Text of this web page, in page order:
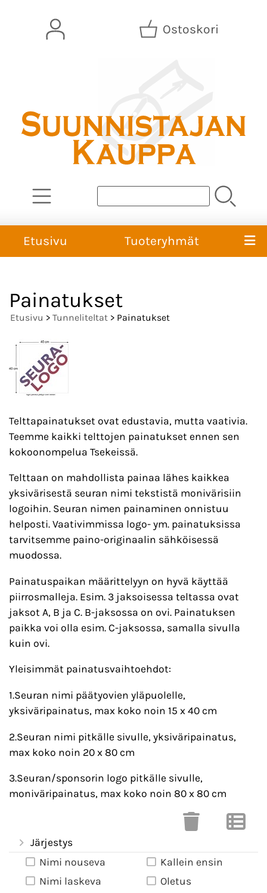
Ostoskori
Etusivu Tuoteryhmät
Painatukset
Etusivu > Tunneliteltat > Painatukset
Telttapainatukset ovat edustavia, mutta vaativia.
Teemme kaikki telttojen painatukset ennen sen
kokoonompelua Tsekeissä.
Telttaan on mahdollista painaa lähes kaikkea
yksivärisestä seuran nimi tekstistä monivärisiin
logoihin. Seuran nimen painaminen onnistuu
helposti. Vaativimmissa logo- ym. painatuksissa
tarvitsemme paino-originaalin sähköisessä
muodossa.
Painatuspaikan määrittelyyn on hyvä käyttää
piirrosmalleja. Esim. 3 jaksoisessa teltassa ovat
jaksot A, B ja C. B-jaksossa on ovi. Painatuksen
paikka voi olla esim. C-jaksossa, samalla sivulla
kuin ovi.
Yleisimmät painatusvaihtoehdot:
1.Seuran nimi päätyovien yläpuolelle,
yksiväripainatus, max koko noin 15 x 40 cm
2.Seuran nimi pitkälle sivulle, yksiväripainatus,
max koko noin 20 x 80 cm
3.Seuran/sponsorin logo pitkälle sivulle,
moniväripainatus, max koko noin 80 x 80 cm
Järjestys
Nimi nouseva
Nimi laskeva
Kallein ensin
Oletus